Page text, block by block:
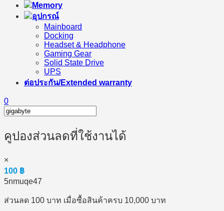
Memory
อุปกรณ์
Mainboard
Docking
Headset & Headphone
Gaming Gear
Solid State Drive
UPS
ต่อประกัน/Extended warranty
0
คูปองส่วนลดที่ใช้งานได้
×
100 ฿
5nmuqe47
ส่วนลด 100 บาท เมื่อซื้อสินค้าครบ 10,000 บาท